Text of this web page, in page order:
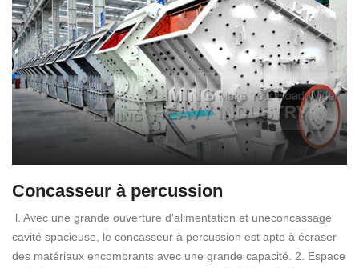
Concasseur à percussion
l. Avec une grande ouverture d'alimentation et uneconcassage
cavité spacieuse, le concasseur à percussion est apte à écraser
des matériaux encombrants avec une grande capacité. 2. Espace